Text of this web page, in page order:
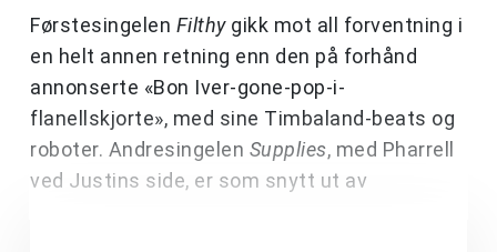
Førstesingelen Filthygikk mot all forventning i
en helt annen retning enn den på forhånd
annonserte «Bon Iver-gone-pop-i-
flanellskjorte», med sine Timbaland-beats og
roboter. Andresingelen Supplies, med Pharrell
ved Justins side, er som snytt ut av